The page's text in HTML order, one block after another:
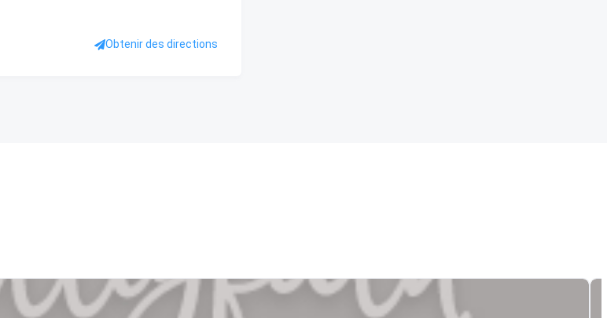
Obtenir des directions